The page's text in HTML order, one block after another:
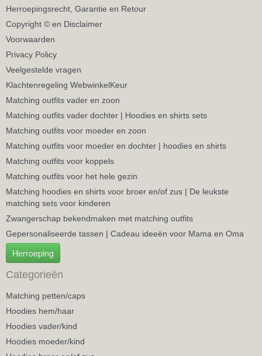
Herroepingsrecht, Garantie en Retour
Copyright © en Disclaimer
Voorwaarden
Privacy Policy
Veelgestelde vragen
Klachtenregeling WebwinkelKeur
Matching outfits vader en zoon
Matching outfits vader dochter | Hoodies en shirts sets
Matching outfits voor moeder en zoon
Matching outfits voor moeder en dochter | hoodies en shirts
Matching outfits voor koppels
Matching outfits voor het hele gezin
Matching hoodies en shirts voor broer en/of zus | De leukste
matching sets voor kinderen
Zwangerschap bekendmaken met matching outfits
Gepersonaliseerde tassen | Cadeau ideeën voor Mama en Oma
Herroeping
Categorieën
Matching petten/caps
Hoodies hem/haar
Hoodies vader/kind
Hoodies moeder/kind